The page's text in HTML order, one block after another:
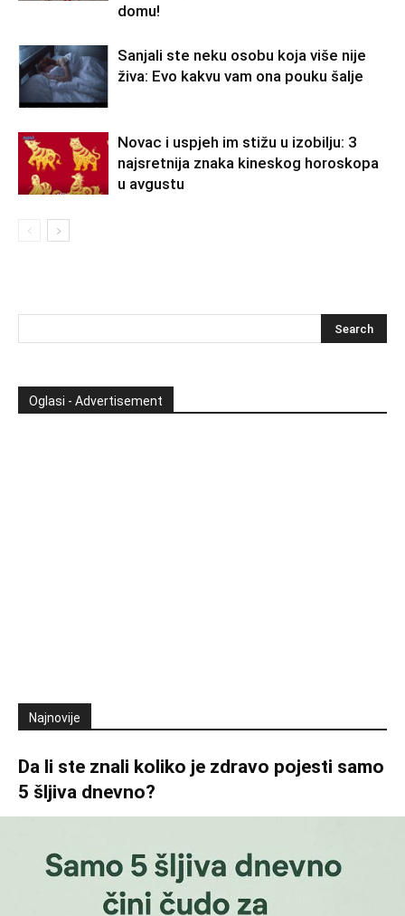
domu!
Sanjali ste neku osobu koja više nije
živa: Evo kakvu vam ona pouku šalje
Novac i uspjeh im stižu u izobilju: 3
najsretnija znaka kineskog horoskopa
u avgustu
Oglasi - Advertisement
Najnovije
Da li ste znali koliko je zdravo pojesti samo
5 šljiva dnevno?